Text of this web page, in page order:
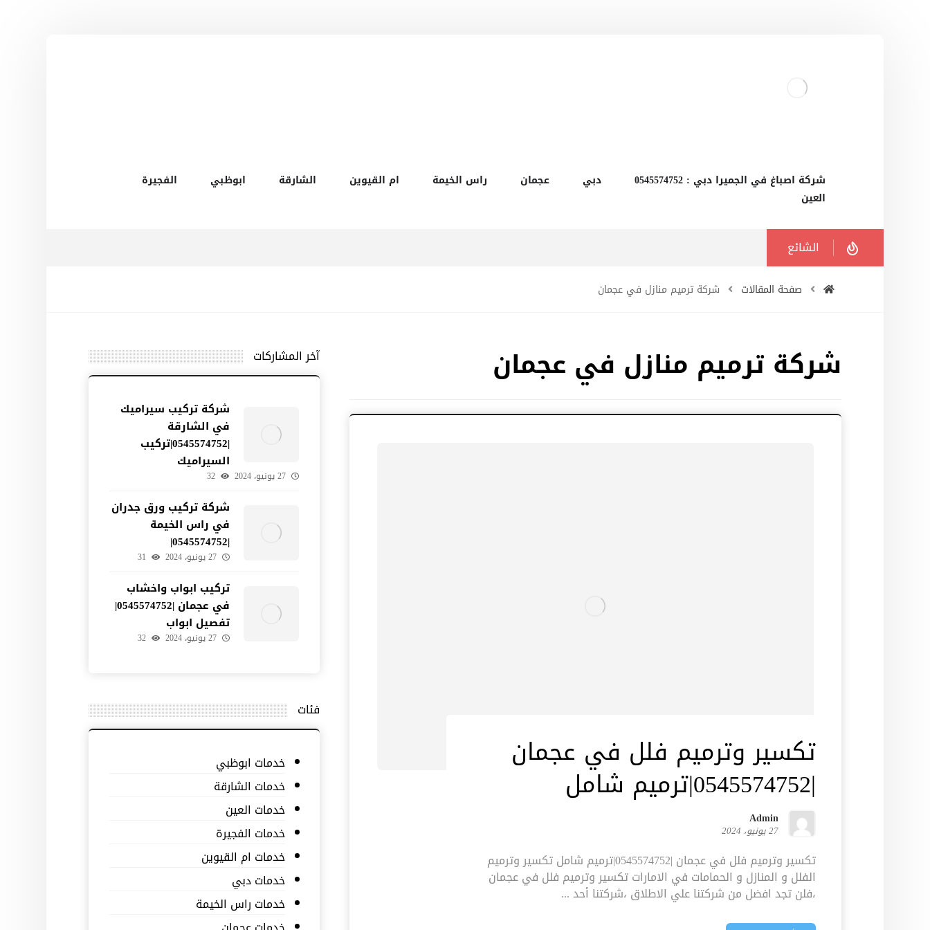
‫شركة اصباغ في الجميرا دبي : 0545574752 دبي عجمان راس الخيمة ام القيوين الشارقة ابوظبي
الفجيرة
العين
الشائع
صفحة المقالات شركة ترميم منازل في عجمان
شركة ترميم منازل في عجمان
تكسير وترميم فلل في عجمان
|0545574752|ترميم شامل
Admin
27 يونيو، 2024
تكسير وترميم فلل في عجمان |0545574752|ترميم شامل تكسير وترميم
الفلل و المنازل و الحمامات في الامارات تكسير وترميم فلل في عجمان
،فلن تجد افضل من شركتنا علي الاطلاق ،شركتنا أحد ...
آخر المشاركات
شركة تركيب سيراميك
في الشارقة
|0545574752|تركيب
السيراميك
27 يونيو، 2024 32
شركة تركيب ورق جدران
في راس الخيمة
|0545574752|
27 يونيو، 2024 31
تركيب ابواب واخشاب
في عجمان |0545574752|
تفصيل ابواب
27 يونيو، 2024 32
فئات
خدمات ابوظبي
خدمات الشارقة
خدمات العين
خدمات الفجيرة
خدمات ام القيوين
خدمات دبي
خدمات راس الخيمة